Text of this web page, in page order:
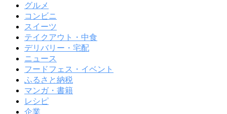
グルメ
コンビニ
スイーツ
テイクアウト・中食
デリバリー・宅配
ニュース
フードフェス・イベント
ふるさと納税
マンガ・書籍
レシピ
企業